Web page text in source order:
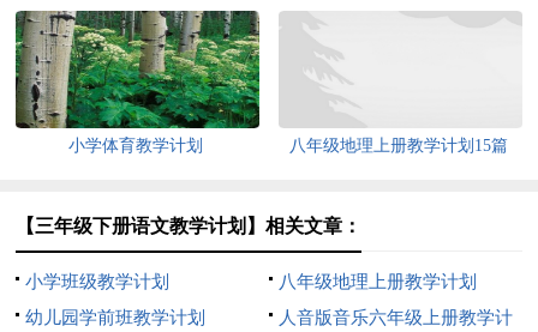
小学体育教学计划 八年级地理上册教学计划15篇
【三年级下册语文教学计划】相关文章：
小学班级教学计划
八年级地理上册教学计划
幼儿园学前班教学计划
人音版音乐六年级上册教学计